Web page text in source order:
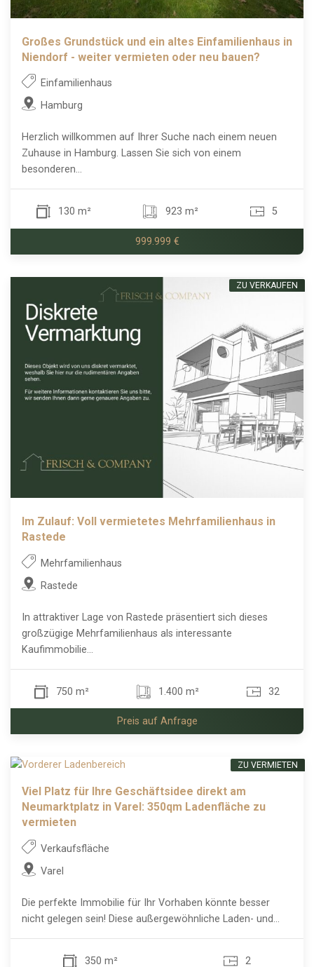
Großes Grundstück und ein altes Einfamilienhaus in
Niendorf - weiter vermieten oder neu bauen?
Einfamilienhaus
Hamburg
Herzlich willkommen auf Ihrer Suche nach einem neuen
Zuhause in Hamburg. Lassen Sie sich von einem
besonderen...
130 m² 923 m² 5
999.999 €
Im Zulauf: Voll vermietetes Mehrfamilienhaus in
Rastede
Mehrfamilienhaus
Rastede
In attraktiver Lage von Rastede präsentiert sich dieses
großzügige Mehrfamilienhaus als interessante
Kaufimmobilie...
750 m² 1.400 m² 32
Preis auf Anfrage
ZU VERKAUFEN
Viel Platz für Ihre Geschäftsidee direkt am
Neumarktplatz in Varel: 350qm Ladenfläche zu
vermieten
Verkaufsfläche
Varel
Die perfekte Immobilie für Ihr Vorhaben könnte besser
nicht gelegen sein! Diese außergewöhnliche Laden- und...
350 m² 2
ZU VERMIETEN